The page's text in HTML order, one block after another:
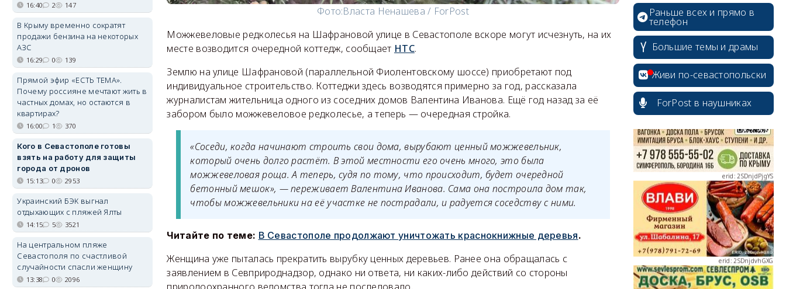
Фото:Власта Ненашева / ForPost
Можжевеловые редколесья на Шафрановой улице в Севастополе вскоре могут исчезнуть, на их
месте возводится очередной коттедж, сообщает НТС.
Землю на улице Шафрановой (параллельной Фиолентовскому шоссе) приобретают под
индивидуальное строительство. Коттеджи здесь возводятся примерно за год, рассказала
журналистам жительница одного из соседних домов Валентина Иванова. Ещё год назад за её
забором было можжевеловое редколесье, а теперь — очередная стройка.
«Соседи, когда начинают строить свои дома, вырубают ценный можжевельник,
который очень долго растёт. В этой местности его очень много, это была
можжевеловая роща.А теперь, судя по тому, что происходит, будет очередной
бетонный мешок», —переживает Валентина Иванова. Сама она построила дом так,
чтобы можжевельники на её участке не пострадали, и радуется соседству с ними.
Читайте по теме: В Севастополе продолжают уничтожать краснокнижные деревья.
Женщина уже пыталась прекратить вырубку ценных деревьев. Ранее она обращалась с
заявлением в Севприроднадзор, однако ни ответа, ни каких-либо действий со стороны
16:40 2 147
В Крыму временно сократят
продажи бензина на некоторых
АЗС
16:29 0 139
Прямой эфир «ЕСТЬ ТЕМА».
Почему россияне мечтают жить в
частных домах, но остаются в
квартирах?
16:00 1 370
Кого в Севастополе готовы
взять на работу для защиты
города от дронов
15:13 0 2953
Украинский БЭК выгнал
отдыхающих с пляжей Ялты
14:15 5 3521
На центральном пляже
Севастополя по счастливой
случайности спасли женщину
13:38 0 2096
Раньше всех и прямо в
телефон
Большие темы и драмы
Живи по-севастопольски
ForPost в наушниках
erid: 2SDnjcrDNw6
erid: 2SDnjdPjgYS
erid: 2SDnjdvhGXG